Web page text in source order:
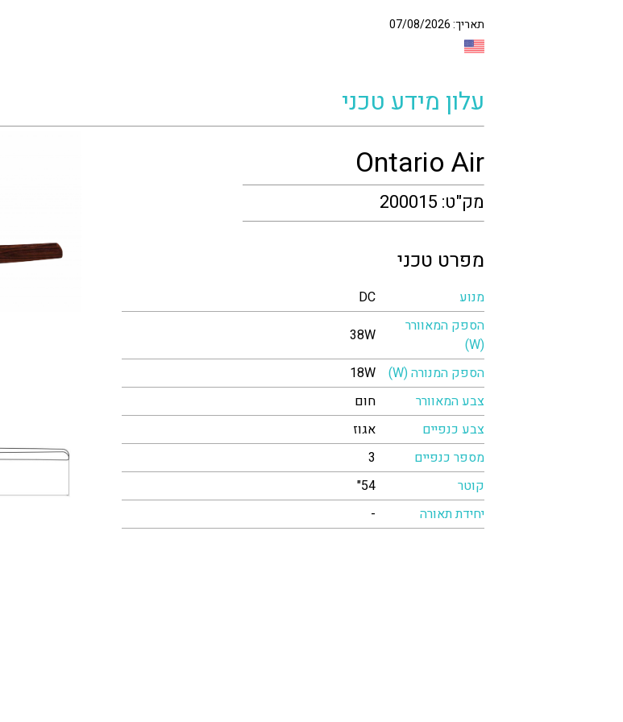
תאריך: 07/08/2026
עלון מידע טכני
Ontario Air
מק"ט: 200015
מפרט טכני
מנוע
DC
הספק המאוורר
(W)
38W
הספק המנורה (W)
18W
צבע המאוורר
חום
צבע כנפיים
אגוז
מספר כנפיים
3
קוטר
54"
יחידת תאורה
-